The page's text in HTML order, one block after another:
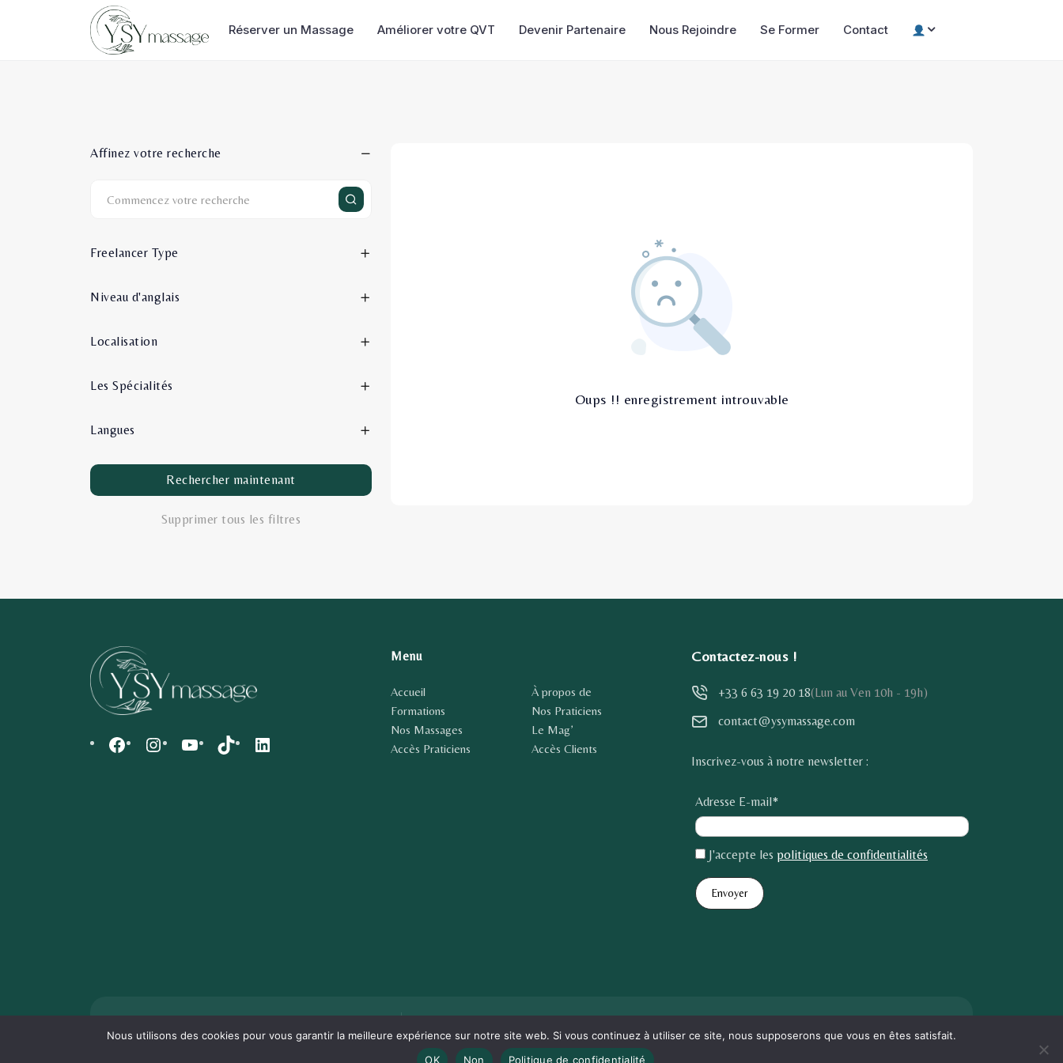
Réserver un Massage Améliorer votre QVT Devenir Partenaire Nous Rejoindre Se Former Contact
Affinez votre recherche
Freelancer Type
Niveau d'anglais
Localisation
Les Spécialités
Langues
Rechercher maintenant
Supprimer tous les filtres
Oups !! enregistrement introuvable
Menu
Accueil
À propos de
Formations
Nos Praticiens
Nos Massages
Le Mag’
Accès Praticiens
Accès Clients
Contactez-nous !
+33 6 63 19 20 18(Lun au Ven 10h - 19h)
contact@ysymassage.com
Inscrivez-vous à notre newsletter :
Adresse E-mail*
J'accepte les politiques de confidentialités
Nous utilisons des cookies pour vous garantir la meilleure expérience sur notre site web. Si vous continuez à utiliser ce site, nous supposerons que vous en êtes satisfait.
OK
Non Politique de confidentialité